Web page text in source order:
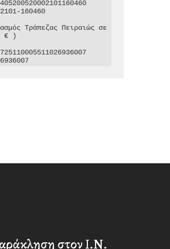
160460
Τράπεζας Πειραιώς σε
€ )
στον Ι.Ν.